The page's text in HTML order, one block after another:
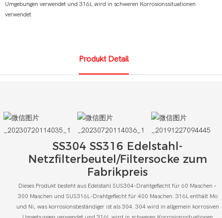
Umgebungen verwendet und 316L wird in schweren Korrosionssituationen
verwendet.
Produkt Detail
SS304 SS316 Edelstahl-
Netzfilterbeutel/Filtersocke zum
Fabrikpreis
Dieses Produkt besteht aus Edelstahl SUS304-Drahtgeflecht für 60 Maschen –
300 Maschen und SUS316L-Drahtgeflecht für 400 Maschen. 316L enthält Mo
und Ni, was korrosionsbeständiger ist als 304. 304 wird in allgemein korrosiven